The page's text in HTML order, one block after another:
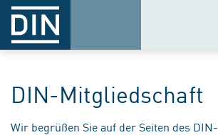
DIN-Mitgliedschaft
Wir begrüßen Sie auf der Seiten des DIN-